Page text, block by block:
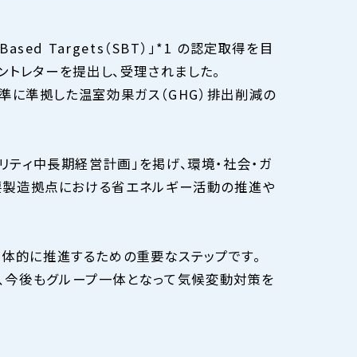
Targets（SBT）」*1 の認定取得を目
レターを提出し、受理されました。
準拠した温室効果ガス（GHG）排出削減の
ィ中⻑期経営計画」を掲げ、環境・社会・ガ
製造拠点における省エネルギー活動の推進や
に推進するための重要なステップです。
後もグループ一体となって気候変動対策を